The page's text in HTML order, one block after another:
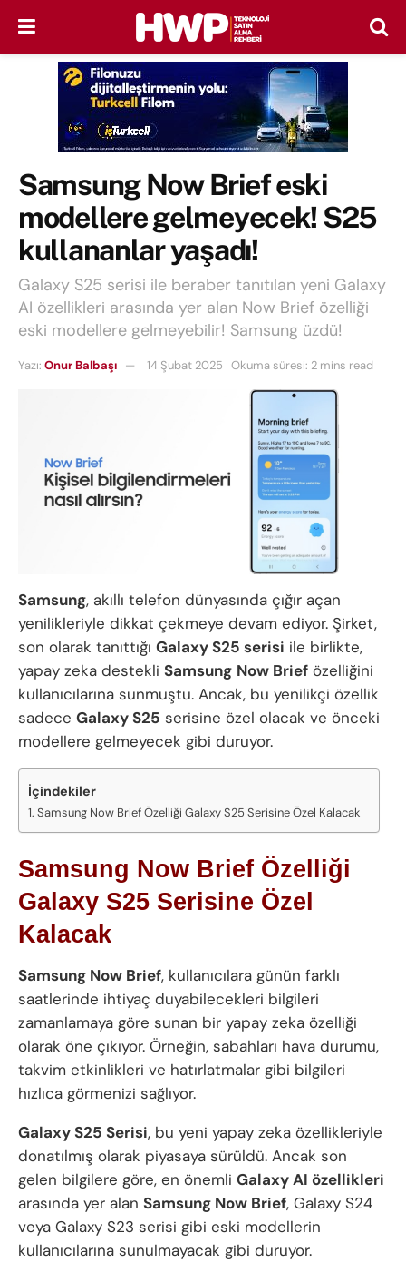
Samsung Now Brief eski
modellere gelmeyecek! S25
kullananlar yaşadı!
Galaxy S25 serisi ile beraber tanıtılan yeni Galaxy
AI özellikleri arasında yer alan Now Brief özelliği
eski modellere gelmeyebilir! Samsung üzdü!
Yazı: Onur Balbaşı 14 Şubat 2025 Okuma süresi: 2 mins read
Samsung, akıllı telefon dünyasında çığır açan
yenilikleriyle dikkat çekmeye devam ediyor. Şirket,
son olarak tanıttığı Galaxy S25 serisi ile birlikte,
yapay zeka destekli Samsung Now Brief özelliğini
kullanıcılarına sunmuştu. Ancak, bu yenilikçi özellik
sadece Galaxy S25 serisine özel olacak ve önceki
modellere gelmeyecek gibi duruyor.
İçindekiler
Samsung Now Brief Özelliği Galaxy S25 Serisine Özel Kalacak
Samsung Now Brief Özelliği
Galaxy S25 Serisine Özel
Kalacak
Samsung Now Brief, kullanıcılara günün farklı
saatlerinde ihtiyaç duyabilecekleri bilgileri
zamanlamaya göre sunan bir yapay zeka özelliği
olarak öne çıkıyor. Örneğin, sabahları hava durumu,
takvim etkinlikleri ve hatırlatmalar gibi bilgileri
hızlıca görmenizi sağlıyor.
Galaxy S25 Serisi, bu yeni yapay zeka özellikleriyle
donatılmış olarak piyasaya sürüldü. Ancak son
gelen bilgilere göre, en önemli Galaxy AI özellikleri
arasında yer alan Samsung Now Brief, Galaxy S24
veya Galaxy S23 serisi gibi eski modellerin
kullanıcılarına sunulmayacak gibi duruyor.